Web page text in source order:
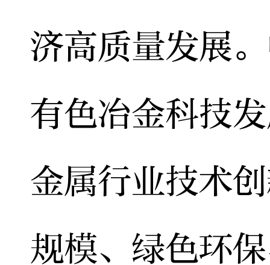
济高质量发展
有色冶金科技
金属行业技术
规模、绿色环